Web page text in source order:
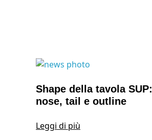
Shape della tavola SUP:
nose, tail e outline
Leggi di più